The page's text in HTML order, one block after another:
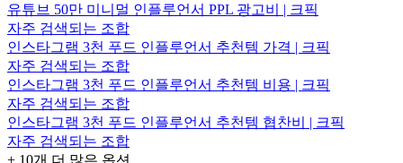
유튜브 50만 미니멀 인플루언서 PPL 광고비 | 크픽
자주 검색되는 조합
인스타그램 3천 푸드 인플루언서 추천템 가격 | 크픽
자주 검색되는 조합
인스타그램 3천 푸드 인플루언서 추천템 비용 | 크픽
자주 검색되는 조합
인스타그램 3천 푸드 인플루언서 추천템 협찬비 | 크픽
자주 검색되는 조합